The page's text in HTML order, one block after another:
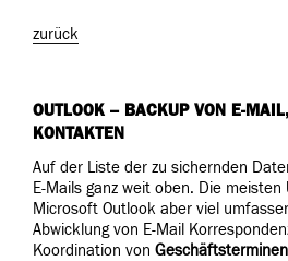
zurück
OUTLOOK – BACKUP VON E-
KONTAKTEN
Auf der Liste der zu sichernden
E-Mails ganz weit oben. Die
Microsoft Outlook aber viel
Abwicklung von E-Mail
Koordination von Geschäftsterminen